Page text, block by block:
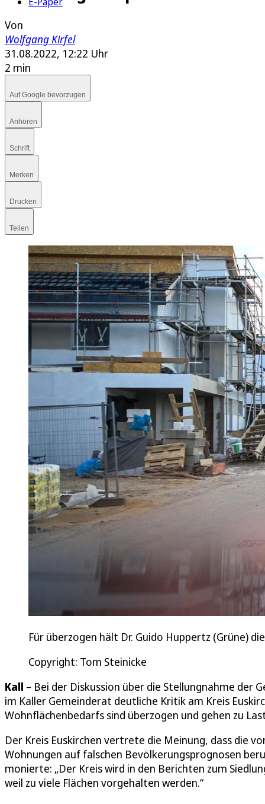
Von
Wolfgang Kirfel
31.08.2022, 12:22 Uhr
2 min
Auf Google bevorzugen
Anhören
Schrift
Merken
Drucken
Teilen
Für überzogen hält Dr. Guido Huppertz (Grüne)
Copyright: Tom Steinicke
Kall – Bei der Diskussion über die Stellungnahme der
im Kaller Gemeinderat deutliche Kritik am Kreis
Wohnflächenbedarfs sind überzogen und gehen zu
Der Kreis Euskirchen vertrete die Meinung, dass die
Wohnungen auf falschen Bevölkerungsprognosen
monierte: „Der Kreis wird in den Berichten zum
weil zu viele Flächen vorgehalten werden.“